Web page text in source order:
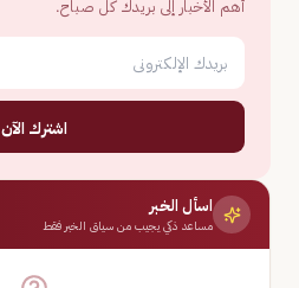
أهم الأخبار إلى بريدك كل صباح.
اشترك الآن
اسأل الخبر
مساعد ذكي يجيب من سياق الخبر فقط